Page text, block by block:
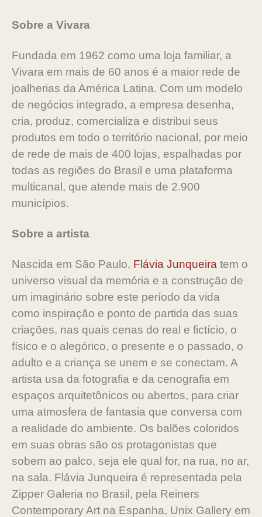
Sobre a Vivara
Fundada em 1962 como uma loja familiar, a
Vivara em mais de 60 anos é a maior rede de
joalherias da América Latina. Com um modelo
de negócios integrado, a empresa desenha,
cria, produz, comercializa e distribui seus
produtos em todo o território nacional, por meio
de rede de mais de 400 lojas, espalhadas por
todas as regiões do Brasil e uma plataforma
multicanal, que atende mais de 2.900
municípios.
Sobre a artista
Nascida em São Paulo, Flávia Junqueira tem o
universo visual da memória e a construção de
um imaginário sobre este período da vida
como inspiração e ponto de partida das suas
criações, nas quais cenas do real e fictício, o
físico e o alegórico, o presente e o passado, o
adulto e a criança se unem e se conectam. A
artista usa da fotografia e da cenografia em
espaços arquitetônicos ou abertos, para criar
uma atmosfera de fantasia que conversa com
a realidade do ambiente. Os balões coloridos
em suas obras são os protagonistas que
sobem ao palco, seja ele qual for, na rua, no ar,
na sala. Flávia Junqueira é representada pela
Zipper Galeria no Brasil, pela Reiners
Contemporary Art na Espanha, Unix Gallery em